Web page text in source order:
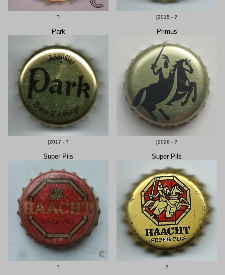
? [2015 - ?
Park
[2017 - ?
Primus
[2026 - ?
Super Pils
?
Super Pils
?